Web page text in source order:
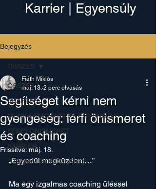
Karrier | Egyensúly
Bejegyzés
ÖSSZES
VEZETÉS
MUNKA-MAGÁNÉLET EGYENSÚLY
FÉRFI ÖNISMERET
KARRIER
SZAKMAI GONDOLATOK
ÖSSZES
Segítséget kérni nem
gyengeség: férfi önismeret
és coaching
Fiáth Miklós
máj. 13. 2 perc olvasás
Frissítve:máj. 18.
„Egyedül megküzdeni…”
Ma egy izgalmas coaching üléssel